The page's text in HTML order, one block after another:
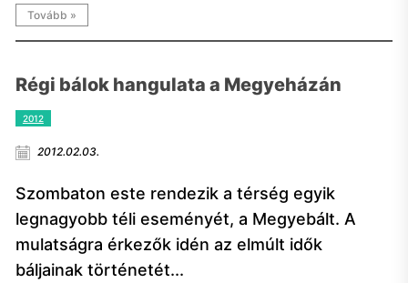
Tovább »
Régi bálok hangulata a Megyeházán
2012
2012.02.03.
Szombaton este rendezik a térség egyik
legnagyobb téli eseményét, a Megyebált. A
mulatságra érkezők idén az elmúlt idők
báljainak történetét...